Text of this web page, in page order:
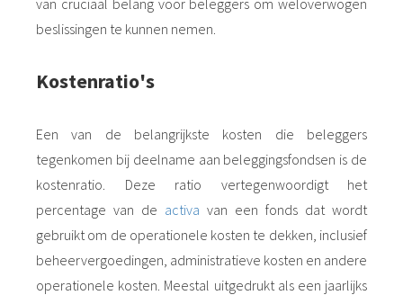
beslissingen te kunnen nemen.
Kostenratio's
Een van de belangrijkste kosten die beleggers
tegenkomen bij deelname aan beleggingsfondsen is de
kostenratio. Deze ratio vertegenwoordigt het
percentage van de activa van een fonds dat wordt
gebruikt om de operationele kosten te dekken, inclusief
beheervergoedingen, administratieve kosten en andere
operationele kosten. Meestal uitgedrukt als een jaarlijks